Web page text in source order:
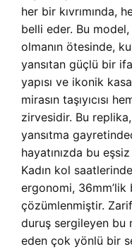
her bir kıvrımında,
belli eder. Bu
olmanın ötesinde,
yansıtan güçlü bir
yapısı ve ikonik
mirasın taşıyıcısı
zirvesidir. Bu
yansıtma
hayatınızda bu
Kadın kol
ergonomi,
çözümlenmiştir.
duruş sergileyen bu
eden çok yönlü bir